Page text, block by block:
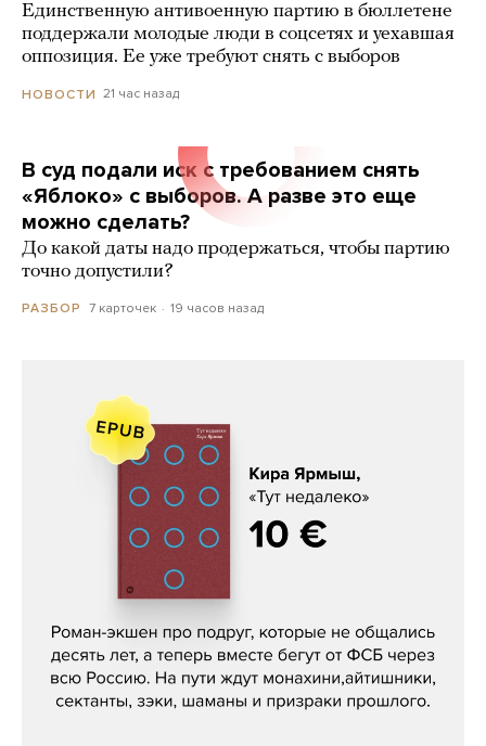
Единственную антивоенную партию в бюллетене
поддержали молодые люди в соцсетях и уехавшая
оппозиция. Ее уже требуют снять с выборов
НОВОСТИ 21 час назад
В суд подали иск с требованием снять
«Яблоко» с выборов. А разве это еще
можно сделать?
До какой даты надо продержаться, чтобы партию
точно допустили?
РАЗБОР 7 карточек 19 часов назад
Кира Ярмыш, «Тут недалеко»